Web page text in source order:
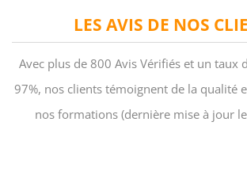
LES AVIS DE NOS
Avec plus de 800 Avis Vérifiés et un taux
97%, nos clients témoignent de la qualité
nos formations (dernière mise à jour